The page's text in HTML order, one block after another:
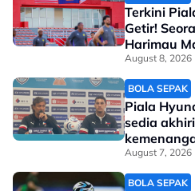
Terkini
Getir!
Harimau
August 8, 2026
BOLA SEPAK
Piala
sedia
Malaya
August 7, 2026
BOLA SEPAK